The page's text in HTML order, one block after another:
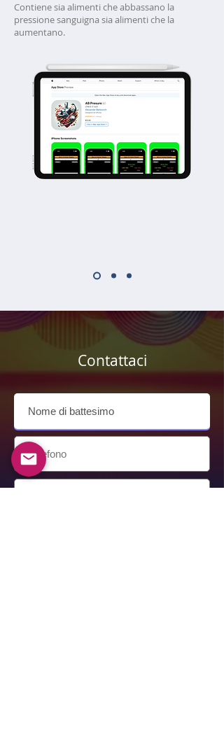
Contiene sia alimenti che abbassano la
pressione sanguigna sia alimenti che la
aumentano.
Contattaci